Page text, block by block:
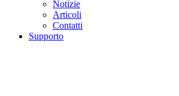
Notizie
Articoli
Contatti
Supporto